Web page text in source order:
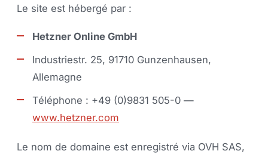
Le site est hébergé par :
Hetzner Online GmbH
Industriestr. 25, 91710 Gunzenhausen,
Allemagne
Téléphone : +49 (0)9831 505-0 —
www.hetzner.com
Le nom de domaine est enregistré via OVH SAS,